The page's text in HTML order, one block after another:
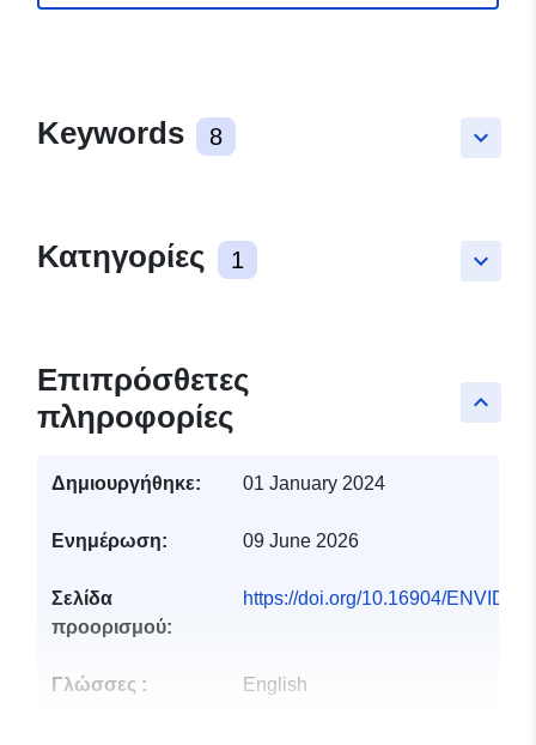
keyboard_arrow_down
Keywords 8
keyboard_arrow_down
Κατηγορίες 1
keyboard_arrow_up
Επιπρόσθετες
πληροφορίες
Δημιουργήθηκε: 01 January 2024
Ενημέρωση: 09 June 2026
Σελίδα
προορισμού:
https://doi.org/10.16904/
Γλώσσες : English